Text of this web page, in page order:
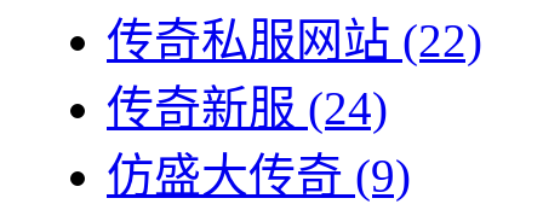
传奇私服网站 (22)
传奇新服 (24)
仿盛大传奇 (9)